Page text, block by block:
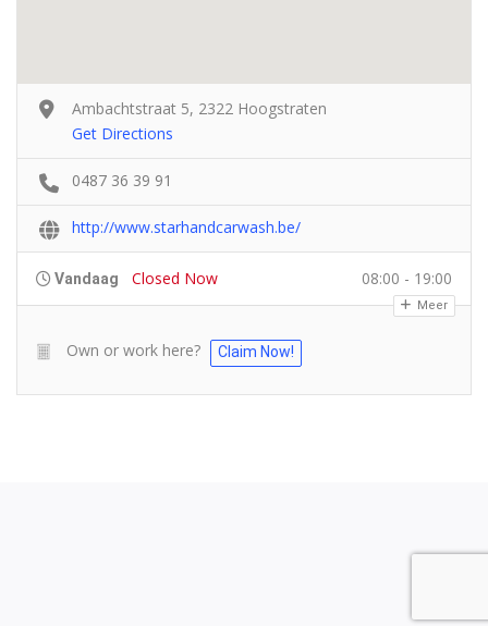
Ambachtstraat 5, 2322 Hoogstraten
Get Directions
0487 36 39 91
http://www.starhandcarwash.be/
Vandaag Closed Now 08:00 - 19:00
Meer
Own or work here? Claim Now!